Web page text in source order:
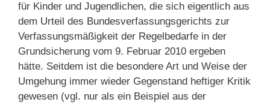
für Kinder und Jugendlichen, die sich eigentlich aus
dem Urteil des Bundesverfassungsgerichts zur
Verfassungsmäßigkeit der Regelbedarfe in der
Grundsicherung vom 9. Februar 2010 ergeben
hätte. Seitdem ist die besondere Art und Weise der
Umgehung immer wieder Gegenstand heftiger Kritik
gewesen (vgl. nur als ein Beispiel aus der